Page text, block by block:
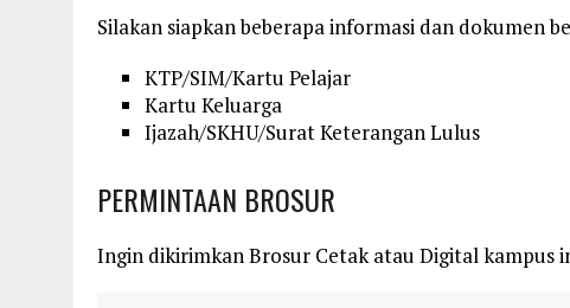
Silakan siapkan beberapa informasi dan dokumen
KTP/SIM/Kartu Pelajar
Kartu Keluarga
Ijazah/SKHU/Surat Keterangan Lulus
PERMINTAAN BROSUR
Ingin dikirimkan Brosur Cetak atau Digital kampus